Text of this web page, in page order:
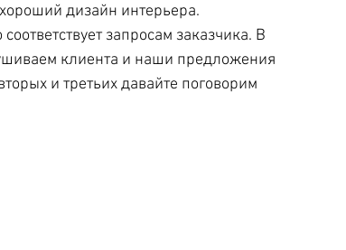
дизайн интерьера.
запросам заказчика. В
клиента и наши предложения
и третьих давайте поговорим